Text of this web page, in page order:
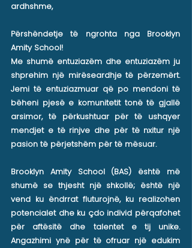
ardhshme,
Përshëndetje të ngrohta nga Brooklyn
Amity School!
Me shumë entuziazëm dhe entuziazëm ju
shprehim një mirëseardhje të përzemërt.
Jemi të entuziazmuar që po mendoni të
bëheni pjesë e komunitetit tonë të gjallë
arsimor, të përkushtuar për të ushqyer
mendjet e të rinjve dhe për të nxitur një
pasion të përjetshëm për të mësuar.
Brooklyn Amity School (BAS) është më
shumë se thjesht një shkollë; është një
vend ku ëndrrat fluturojnë, ku realizohen
potencialet dhe ku çdo individ përqafohet
për aftësitë dhe talentet e tij unike.
Angazhimi ynë për të ofruar një edukim